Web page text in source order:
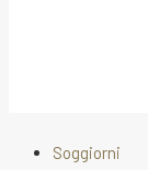
Soggiorni